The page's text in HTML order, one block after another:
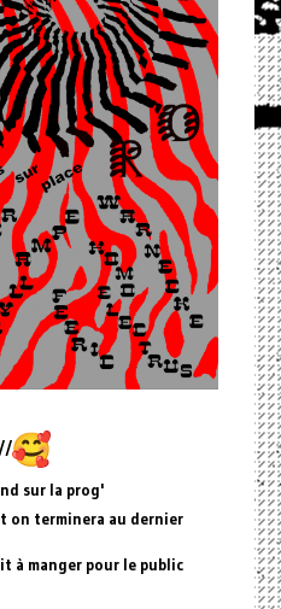
sur la prog'
on terminera au dernier
à manger pour le public